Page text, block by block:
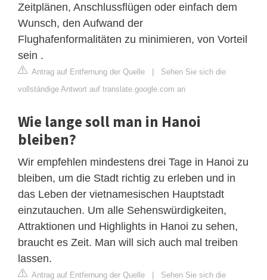
Zeitplänen, Anschlussflügen oder einfach dem
Wunsch, den Aufwand der
Flughafenformalitäten zu minimieren, von Vorteil
sein .
Antrag auf Entfernung der Quelle | Sehen Sie sich die
vollständige Antwort auf translate.google.com an
Wie lange soll man in Hanoi
bleiben?
Wir empfehlen mindestens drei Tage in Hanoi zu
bleiben, um die Stadt richtig zu erleben und in
das Leben der vietnamesischen Hauptstadt
einzutauchen. Um alle Sehenswürdigkeiten,
Attraktionen und Highlights in Hanoi zu sehen,
braucht es Zeit. Man will sich auch mal treiben
lassen.
Antrag auf Entfernung der Quelle | Sehen Sie sich die